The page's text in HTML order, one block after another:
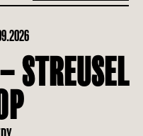
STREUSEL